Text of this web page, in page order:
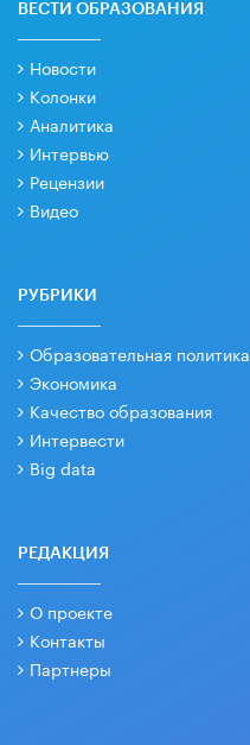
ВЕСТИ ОБРАЗОВАНИЯ
Новости
Колонки
Аналитика
Интервью
Рецензии
Видео
РУБРИКИ
Образовательная политика
Экономика
Качество образования
Интервести
Big data
РЕДАКЦИЯ
О проекте
Контакты
Партнеры